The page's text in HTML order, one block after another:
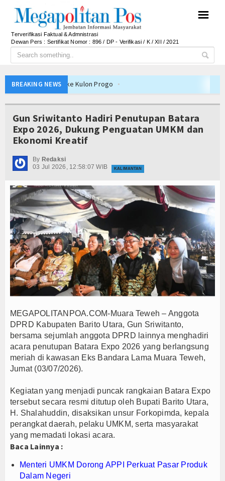
☰
Terverifikasi Faktual & Admnistrasi
Dewan Pers : Sertifikat Nomor : 896 / DP - Verifikasi / K / XII / 2021
BREAKING NEWS
ke Kulon Progo
dan Berani Kritik
Bupati Beri Penjelasan
2026, Dana Tetap Aman
Ini Rincian Anggarannya
Persib Juara Piala Presiden 2026
Dalam Negeri
Pemkab Barito Utara Kaji Tiru Tata Kelola
Kelurahan se-Kalteng 2026
Inovasi Tata Kelola dan Pelayanan Publik
dan Berani Kritik
Bupati Beri Penjelasan
2026, Dana Tetap Aman
Ini Rincian Anggarannya
Tetap Solid dan Bermartabat
Persib Juara Piala Presiden 2026
Dalam Negeri
Pemkab Barito Utara Kaji Tiru Tata Kelola
Desa/Kelurahan se-Kalteng 2026
Tata Kelola dan Pelayanan Publik
Bupati Beri Penjelasan
2026, Dana Tetap Aman
Ini Rincian Anggarannya
Tetap Solid dan Bermartabat
Persib Juara Piala Presiden 2026
Dalam Negeri
Gun Sriwitanto Hadiri Penutupan Batara
Expo 2026, Dukung Penguatan UMKM dan
Ekonomi Kreatif
By Redaksi
03 Jul 2026, 12:58:07 WIB
KALIMANTAN
MEGAPOLITANPOA.COM-Muara Teweh – Anggota
DPRD Kabupaten Barito Utara, Gun Sriwitanto,
bersama sejumlah anggota DPRD lainnya menghadiri
acara penutupan Batara Expo 2026 yang berlangsung
meriah di kawasan Eks Bandara Lama Muara Teweh,
Jumat (03/07/2026).
Kegiatan yang menjadi puncak rangkaian Batara Expo
tersebut secara resmi ditutup oleh Bupati Barito Utara,
H. Shalahuddin, disaksikan unsur Forkopimda, kepala
perangkat daerah, pelaku UMKM, serta masyarakat
yang memadati lokasi acara.
Baca Lainnya :
Menteri UMKM Dorong APPI Perkuat Pasar Produk
Dalam Negeri